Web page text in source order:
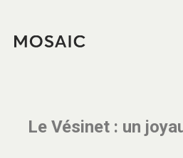
Le Vésinet : un